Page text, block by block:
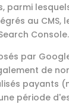
parmi
au CMS,
Console.
par
de
payants
période